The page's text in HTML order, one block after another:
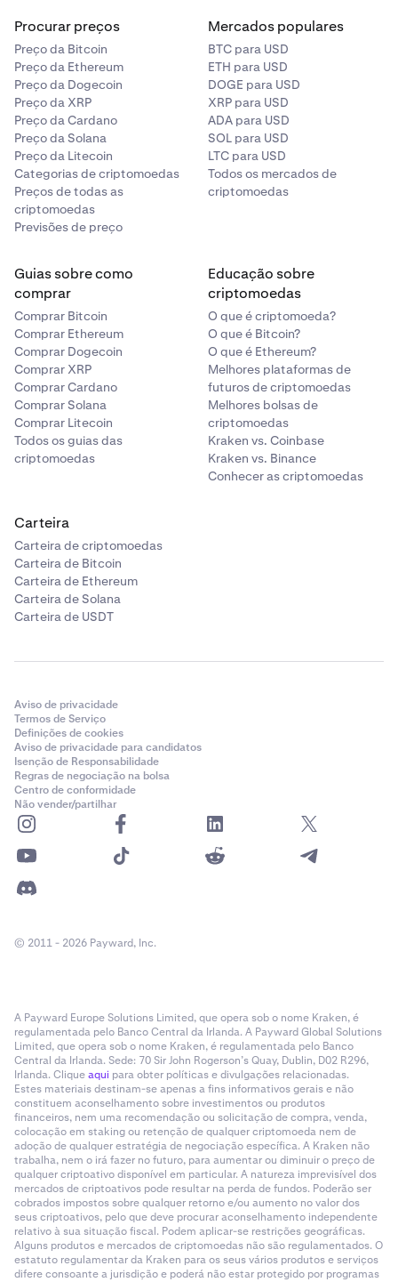
Procurar preços
Preço da Bitcoin
Preço da Ethereum
Preço da Dogecoin
Preço da XRP
Preço da Cardano
Preço da Solana
Preço da Litecoin
Categorias de criptomoedas
Preços de todas as
criptomoedas
Previsões de preço
Mercados populares
BTC para USD
ETH para USD
DOGE para USD
XRP para USD
ADA para USD
SOL para USD
LTC para USD
Todos os mercados de
criptomoedas
Guias sobre como
comprar
Comprar Bitcoin
Comprar Ethereum
Comprar Dogecoin
Comprar XRP
Comprar Cardano
Comprar Solana
Comprar Litecoin
Todos os guias das
criptomoedas
Educação sobre
criptomoedas
O que é criptomoeda?
O que é Bitcoin?
O que é Ethereum?
Melhores plataformas de
futuros de criptomoedas
Melhores bolsas de
criptomoedas
Kraken vs. Coinbase
Kraken vs. Binance
Conhecer as criptomoedas
Carteira
Carteira de criptomoedas
Carteira de Bitcoin
Carteira de Ethereum
Carteira de Solana
Carteira de USDT
Aviso de privacidade
Termos de Serviço
Definições de cookies
Aviso de privacidade para candidatos
Isenção de Responsabilidade
Regras de negociação na bolsa
Centro de conformidade
Não vender/partilhar
© 2011 - 2026 Payward, Inc.
A Payward Europe Solutions Limited, que opera sob o nome Kraken, é
regulamentada pelo Banco Central da Irlanda. A Payward Global Solutions
Limited, que opera sob o nome Kraken, é regulamentada pelo Banco
Central da Irlanda. Sede: 70 Sir John Rogerson’s Quay, Dublin, D02 R296,
Irlanda. Cliqueaqui para obter políticas e divulgações relacionadas.
Estes materiais destinam-se apenas a fins informativos gerais e não
constituem aconselhamento sobre investimentos ou produtos
financeiros, nem uma recomendação ou solicitação de compra, venda,
colocação em staking ou retenção de qualquer criptomoeda nem de
adoção de qualquer estratégia de negociação específica. A Kraken não
trabalha, nem o irá fazer no futuro, para aumentar ou diminuir o preço de
qualquer criptoativo disponível em particular. A natureza imprevisível dos
mercados de criptoativos pode resultar na perda de fundos. Poderão ser
cobrados impostos sobre qualquer retorno e/ou aumento no valor dos
seus criptoativos, pelo que deve procurar aconselhamento independente
relativo à sua situação fiscal. Podem aplicar-se restrições geográficas.
Alguns produtos e mercados de criptomoedas não são regulamentados. O
estatuto regulamentar da Kraken para os seus vários produtos e serviços
difere consoante a jurisdição e poderá não estar protegido por programas